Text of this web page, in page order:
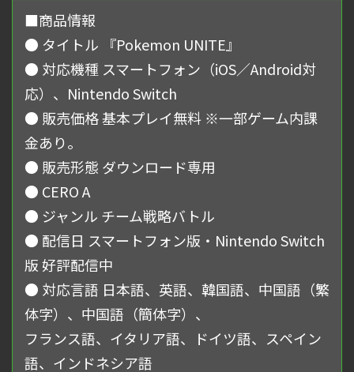
■商品情報
● タイトル 『Pokemon UNITE』
● 対応機種 スマートフォン（iOS／Android対
応）、Nintendo Switch
● 販売価格 基本プレイ無料 ※一部ゲーム内課
金あり。
● 販売形態 ダウンロード専用
● CERO A
● ジャンル チーム戦略バトル
● 配信日 スマートフォン版・Nintendo Switch
版 好評配信中
● 対応言語 日本語、英語、韓国語、中国語（繁
体字）、中国語（簡体字）、
フランス語、イタリア語、ドイツ語、スペイン
語、インドネシア語